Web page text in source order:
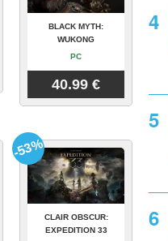
BLACK MYTH:
WUKONG
PC
40.99 €
CLAIR OBSCUR:
EXPEDITION 33
-53%